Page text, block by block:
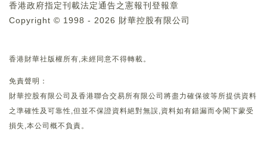
香港政府指定刊載法定通告之憲報刊登報章
Copyright © 1998 - 2026 財華控股有限公司
香港財華社版權所有,未經同意不得轉載。
免責聲明：
財華控股有限公司及香港聯合交易所有限公司將盡力確保彼等所提供資料
之準確性及可靠性,但並不保證資料絕對無誤,資料如有錯漏而令閣下蒙受
損失,本公司概不負責。